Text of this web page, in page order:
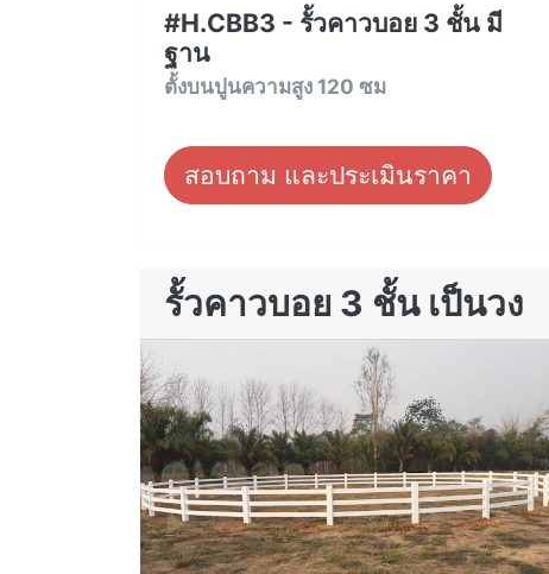
#H.CBB3 - รั้วคาวบอย 3 ชั้น มี
ฐาน
ตั้งบนปูนความสูง 120 ซม
สอบถาม และประเมินราคา
รั้วคาวบอย 3 ชั้น เป็นวง